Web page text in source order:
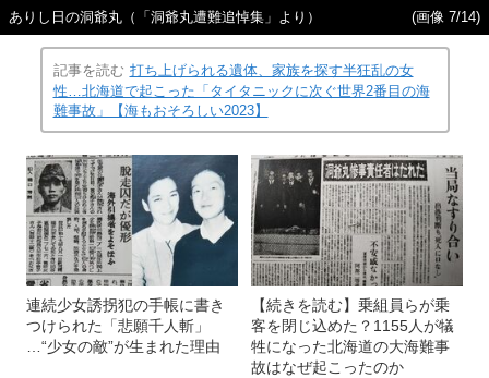
ありし日の洞爺丸（「洞爺丸遭難追悼集」より） (画像 7/14)
記事を読む 打ち上げられる遺体、家族を探す半狂乱の女
性…北海道で起こった「タイタニックに次ぐ世界2番目の海
難事故」【海もおそろしい2023】
連続少女誘拐犯の手帳に書き
つけられた「悲願千人斬」
…“少女の敵”が生まれた理由
【続きを読む】乗組員らが乗
客を閉じ込めた？1155人が犠
牲になった北海道の大海難事
故はなぜ起こったのか